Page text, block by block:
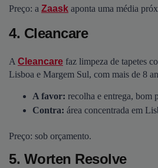
Preço: a Zaask aponta uma média
4. Cleancare
A Cleancare faz limpeza de tapetes
Lisboa e Margem Sul, com mais de 8
A favor: recolha e entrega, bom
Contra: área concentrada em
Preço: sob orçamento.
5. Worten Resolve